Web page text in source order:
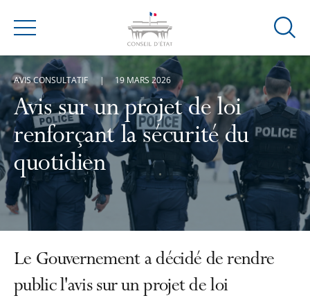
Menu
Ouvrir
de
Avis sur un projet de loi
renforçant la sécurité du
quotidien
AVIS CONSULTATIF 19 MARS 2026
Le Gouvernement a décidé de rendre
public l'avis sur un projet de loi